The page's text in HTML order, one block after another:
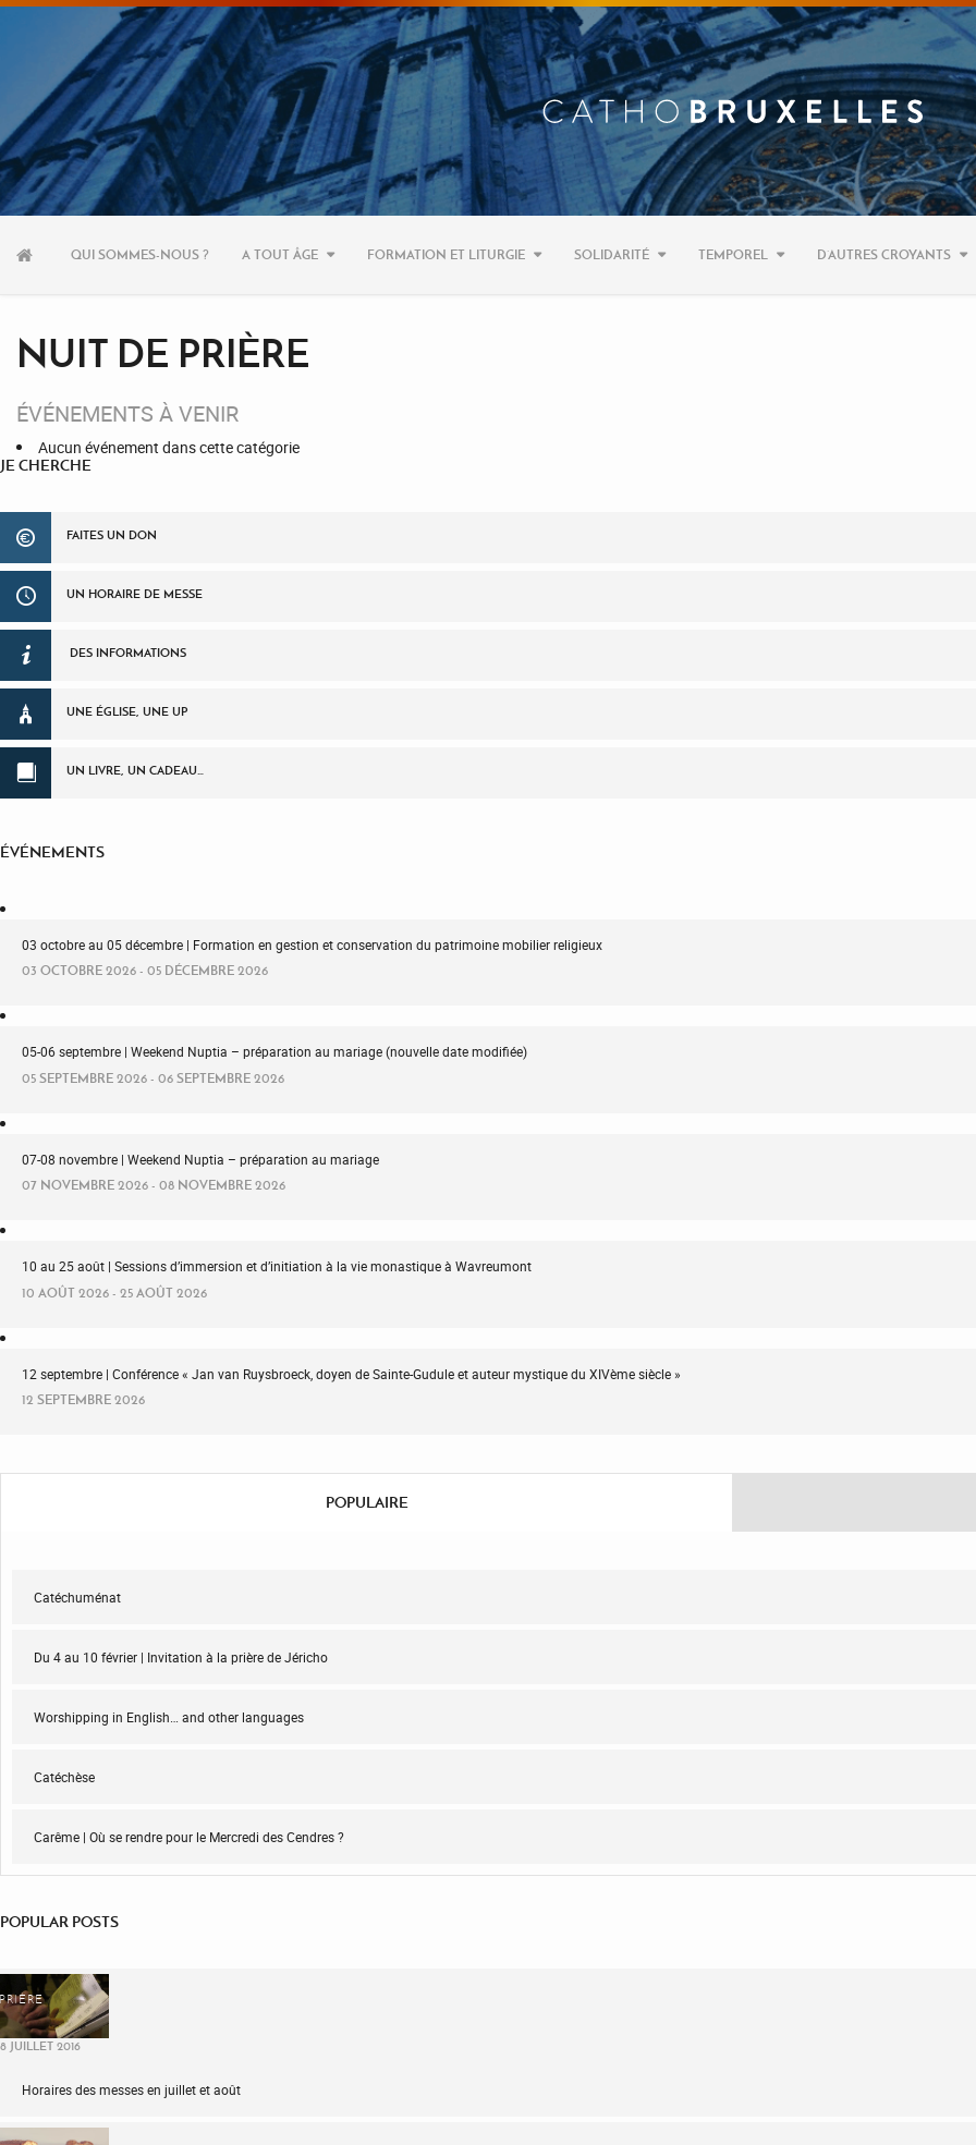
au
contenu
QUI SOMMES-NOUS ? A TOUT ÂGE FORMATION ET LITURGIE SOLIDARITÉ TEMPOREL D’AUTRES CROYANTS
NUIT DE PRIÈRE
ÉVÉNEMENTS À VENIR
Aucun événement dans cette catégorie
JE CHERCHE
FAITES UN DON
UN HORAIRE DE MESSE
DES INFORMATIONS
UNE ÉGLISE, UNE UP
UN LIVRE, UN CADEAU…
ÉVÉNEMENTS
03 octobre au 05 décembre | Formation en gestion et conservation du patrimoine mobilier religieux
03 OCTOBRE 2026 - 05 DÉCEMBRE 2026
05-06 septembre | Weekend Nuptia – préparation au mariage (nouvelle date modifiée)
05 SEPTEMBRE 2026 - 06 SEPTEMBRE 2026
07-08 novembre | Weekend Nuptia – préparation au mariage
07 NOVEMBRE 2026 - 08 NOVEMBRE 2026
10 au 25 août | Sessions d’immersion et d’initiation à la vie monastique à Wavreumont
10 AOÛT 2026 - 25 AOÛT 2026
12 septembre | Conférence « Jan van Ruysbroeck, doyen de Sainte-Gudule et auteur mystique du XIVème siècle »
12 SEPTEMBRE 2026
POPULAIRE
Catéchuménat
Du 4 au 10 février | Invitation à la prière de Jéricho
Worshipping in English… and other languages
Catéchèse
Carême | Où se rendre pour le Mercredi des Cendres ?
POPULAR POSTS
PRIÈRE
8 JUILLET 2016
Horaires des messes en juillet et août